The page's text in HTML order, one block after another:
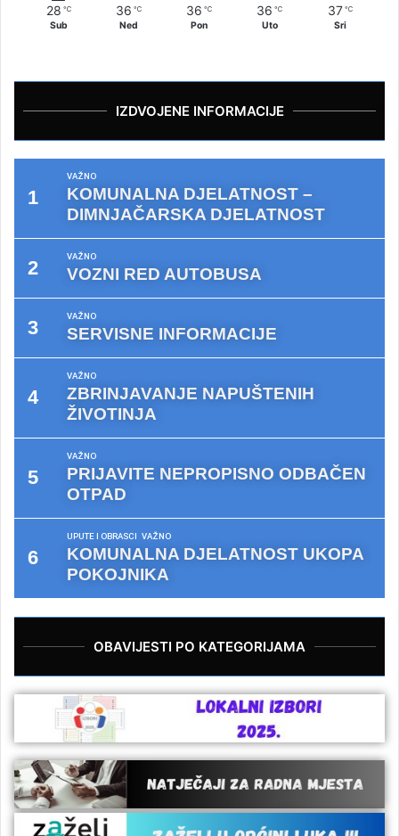
28 ℃
Sub
36 ℃
Ned
36 ℃
Pon
36 ℃
Uto
37 ℃
Sri
IZDVOJENE INFORMACIJE
VAŽNO
KOMUNALNA DJELATNOST –
DIMNJAČARSKA DJELATNOST
VAŽNO
VOZNI RED AUTOBUSA
VAŽNO
SERVISNE INFORMACIJE
VAŽNO
ZBRINJAVANJE NAPUŠTENIH
ŽIVOTINJA
VAŽNO
PRIJAVITE NEPROPISNO ODBAČEN
OTPAD
UPUTE I OBRASCI VAŽNO
KOMUNALNA DJELATNOST UKOPA
POKOJNIKA
OBAVIJESTI PO KATEGORIJAMA